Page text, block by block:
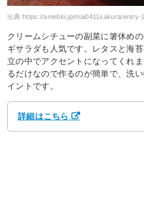
出典:https://ameblo.jp/mai0411sakura/entry-
クリームシチューの副菜に箸休め
ギサラダも人気です。レタスと海
立の中でアクセントになってくれ
るだけなので作るのが簡単で、洗
イントです。
詳細はこちら